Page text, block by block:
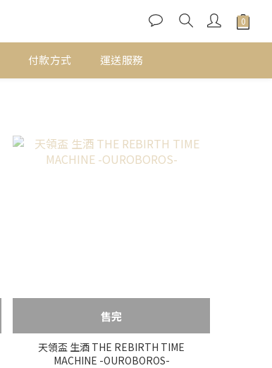
付款方式 運送服務
售完
天領盃 生酒 THE REBIRTH TIME
MACHINE -OUROBOROS-